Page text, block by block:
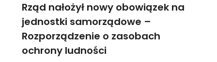
Rząd nałożył nowy obowiązek na
jednostki samorządowe –
Rozporządzenie o zasobach
ochrony ludności